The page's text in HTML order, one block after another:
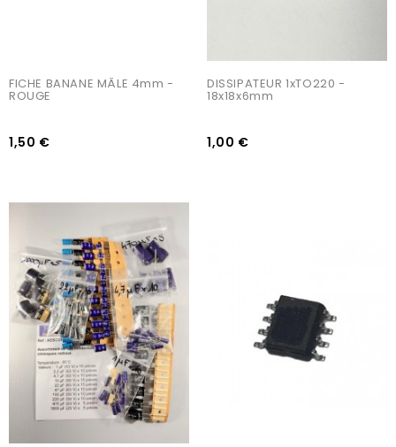
FICHE BANANE MÂLE 4mm -
ROUGE
1,50 €
DISSIPATEUR 1xTO220 -
18x18x6mm
1,00 €